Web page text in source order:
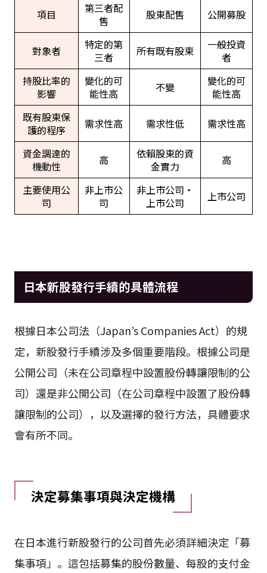
項目
第三者配
售
股東配售 公開募股
對象者
特定的第
三者
所有既有股東
一般投資
者
持股比率的
影響
變化的可
能性高
不變
變化的可
能性高
既有股東保
護的程序
需求性高 需求性低 需求性高
資金調達的
機動性
高
依賴股東的資
金實力
高
主要使用公
司
非上市公
司
非上市公司・
上市公司
上市公司
日本新股發行手續的具體流程
根據日本公司法（Japan’s Companies Act）的規
定，新股發行手續涉及多個重要階段。根據公司是
公開公司（未在公司章程中設置股份轉讓限制的公
司）還是非公開公司（在公司章程中設置了股份轉
讓限制的公司），以及選擇的發行方法，具體要求
會有所不同。
決定募集事項與決定機構
在日本進行新股發行的公司首先必須詳細決定「募
集事項」。這包括募集的股份數量、每股的支付金